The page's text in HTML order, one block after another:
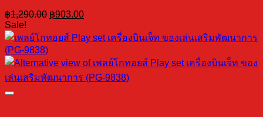
฿1,290.00 Original
was:
฿1,290.00.
฿903.00Current
is:
฿903.00.
Sale!